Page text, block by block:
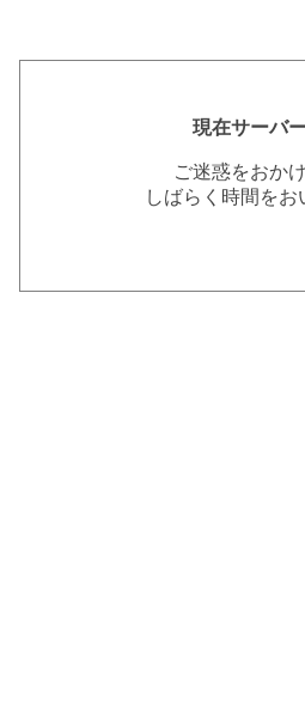
現在サーバ
ご迷惑をおか
しばらく時間を